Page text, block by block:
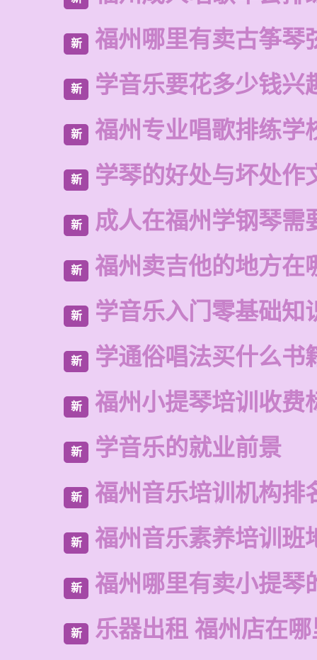
新 福州哪里有卖古筝琴
新 学音乐要花多少钱兴
新 福州专业唱歌排练学
新 学琴的好处与坏处作
新 成人在福州学钢琴需
新 福州卖吉他的地方在
新 学音乐入门零基础知
新 学通俗唱法买什么书
新 福州小提琴培训收费
新 学音乐的就业前景
新 福州音乐培训机构排
新 福州音乐素养培训班
新 福州哪里有卖小提琴
新 乐器出租 福州店在